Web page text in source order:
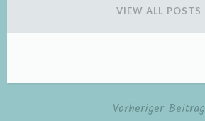
VIEW ALL POSTS
BeitragsnavigationVorheriger Beitrag